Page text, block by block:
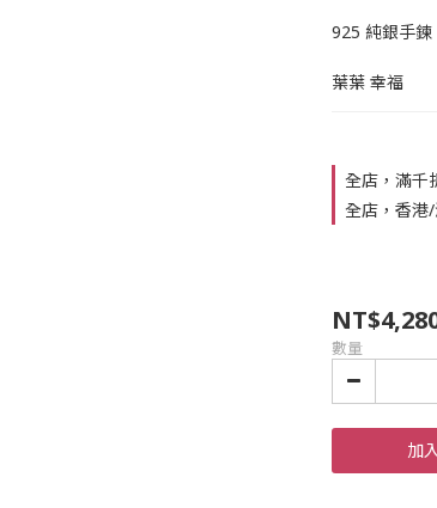
925 純銀手鍊
葉葉 幸福
全店，滿千
全店，香港
數量
加